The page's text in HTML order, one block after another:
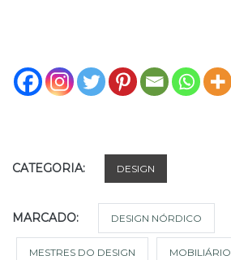
CATEGORIA: DESIGN
MARCADO: DESIGN NÓRDICO
MESTRES DO DESIGN MOBILIÁRIO